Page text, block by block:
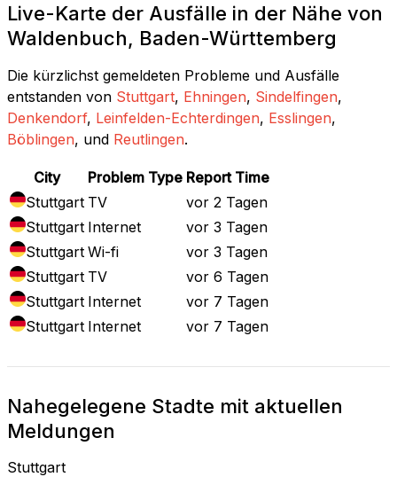
Live-Karte der Ausfälle in der Nähe von
Waldenbuch, Baden-Württemberg
Die kürzlichst gemeldeten Probleme und Ausfälle
entstanden von Stuttgart, Ehningen, Sindelfingen,
Denkendorf, Leinfelden-Echterdingen, Esslingen,
Böblingen, und Reutlingen.
City Problem Type Report Time
Stuttgart TV
vor 2 Tagen
Stuttgart Internet
vor 3 Tagen
Stuttgart Wi-fi
vor 3 Tagen
Stuttgart TV
vor 6 Tagen
Stuttgart Internet
vor 7 Tagen
Stuttgart Internet vor 7 Tagen
Nahegelegene Stadte mit aktuellen
Meldungen
Stuttgart